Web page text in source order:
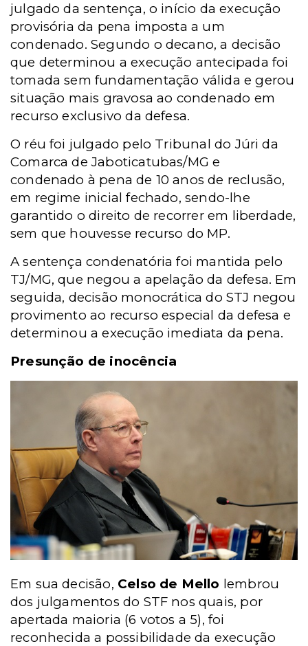
julgado da sentença, o início da execução
provisória da pena imposta a um
condenado. Segundo o decano, a decisão
que determinou a execução antecipada foi
tomada sem fundamentação válida e gerou
situação mais gravosa ao condenado em
recurso exclusivo da defesa.
O réu foi julgado pelo Tribunal do Júri da
Comarca de Jaboticatubas/MG e
condenado à pena de 10 anos de reclusão,
em regime inicial fechado, sendo-lhe
garantido o direito de recorrer em liberdade,
sem que houvesse recurso do MP.
A sentença condenatória foi mantida pelo
TJ/MG, que negou a apelação da defesa. Em
seguida, decisão monocrática do STJ negou
provimento ao recurso especial da defesa e
determinou a execução imediata da pena.
Presunção de inocência
Em sua decisão, Celso de Mello lembrou
dos julgamentos do STF nos quais, por
apertada maioria (6 votos a 5), foi
reconhecida a possibilidade da execução